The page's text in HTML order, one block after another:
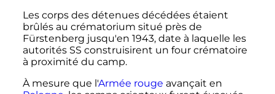
Les corps des détenues décédées étaient
brûlés au crématorium situé près de
Fürstenberg jusqu'en 1943, date à laquelle les
autorités SS construisirent un four crématoire
à proximité du camp.
À mesure que l'Armée rouge avançait en